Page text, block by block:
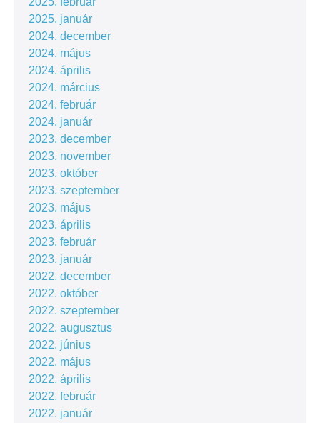
2025. január
2024. december
2024. május
2024. április
2024. március
2024. február
2024. január
2023. december
2023. november
2023. október
2023. szeptember
2023. május
2023. április
2023. február
2023. január
2022. december
2022. október
2022. szeptember
2022. augusztus
2022. június
2022. május
2022. április
2022. február
2022. január